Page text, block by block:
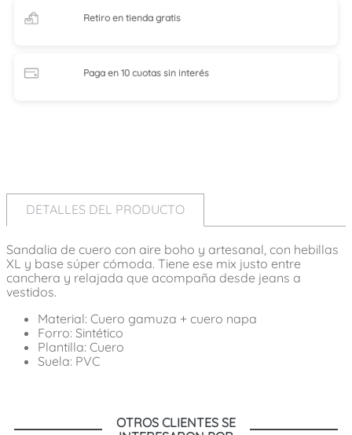
Retiro en tiendagratis
Paga en 10 cuotassin interés
DETALLES DEL PRODUCTO
Sandalia de cuero con aire boho y artesanal, con hebillas
XL y base súper cómoda. Tiene ese mix justo entre
canchera y relajada que acompaña desde jeans a
vestidos.
Material: Cuero gamuza + cuero napa
Forro: Sintético
Plantilla: Cuero
Suela: PVC
OTROS CLIENTES SE